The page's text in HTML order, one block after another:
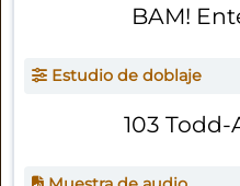
BAM!
Estudio de doblaje
103